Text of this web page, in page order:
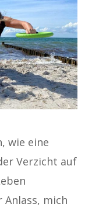
wie eine
Verzicht auf
Anlass, mich